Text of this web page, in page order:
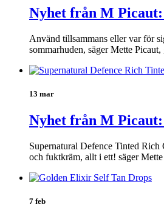
Nyhet från M Picaut:
Använd tillsammans eller var för
sommarhuden, säger Mette
13 mar
Nyhet från M
Supernatural Defence Tinted
och fuktkräm, allt i ett! säger
7 feb